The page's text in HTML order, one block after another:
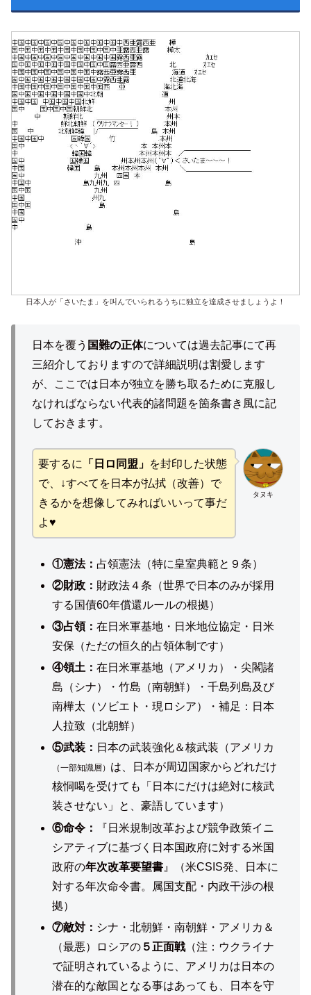
日本人が「さいたま」を叫んでいられるうちに独立を達成させましょうよ！
日本を覆う 国難の正体については過去記事にて再
三紹介しておりますので詳細説明は割愛します
が、ここでは日本が独立を勝ち取るために克服し
なければならない代表的諸問題を箇条書き風に記
しておきます。
タヌキ
要するに 「日ロ同盟」 を封印した状態
で、↓すべてを日本が払拭（改善）で
きるかを想像してみればいいって事だ
よ♥
①憲法： 占領憲法（特に皇室典範と９条）
②財政： 財政法４条（世界で日本のみが採用
する国債60年償還ルールの根拠）
③占領：在日米軍基地・日米地位協定・日米
安保（ただの恒久的占領体制です）
④領土：在日米軍基地（アメリカ）・尖閣諸
島（シナ）・竹島（南朝鮮）・千島列島及び
南樺太（ソビエト・現ロシア）・補足：日本
人拉致（北朝鮮）
⑤武装： 日本の武装強化＆核武装（アメリカ
（一部知識層） は、日本が周辺国家からどれだけ
核恫喝を受けても「日本にだけは絶対に核武
装させない」と、豪語しています）
⑥命令：
『日米規制改革および競争政策イニ
シアティブに基づく日本国政府に対する米国
政府の年次改革要望書 』（米CSIS発、日本に
対する年次命令書。属国支配・内政干渉の根
拠）
⑦敵対： シナ・北朝鮮・南朝鮮・アメリカ＆
（最悪）ロシアの ５正面戦（注：ウクライナ
で証明されているように、アメリカは日本の
潜在的な敵国となる事はあっても、日本を守